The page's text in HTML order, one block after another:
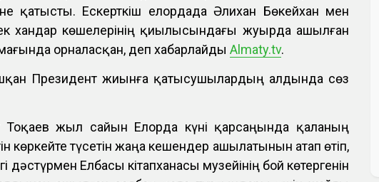
қатысты. Ескерткіш елордада Әлихан Бөкейхан мен
хандар көшелерінің қиылысындағы жуырда ашылған
орналасқан, деп хабарлайдыAlmaty.tv.
Президент жиынға қатысушылардың алдында сөз
Тоқаев жыл сайын Елорда күні қарсаңында қаланың
көркейте түсетін жаңа кешендер ашылатынын атап өтіп,
дәстүрмен Елбасы кітапханасы музейінің бой көтергенін